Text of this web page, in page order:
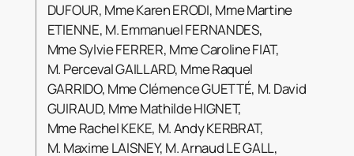
DUFOUR, Mme Karen ERODI, Mme Martine
ETIENNE, M. Emmanuel FERNANDES,
Mme Sylvie FERRER, Mme Caroline FIAT,
M. Perceval GAILLARD, Mme Raquel
GARRIDO, Mme Clémence GUETTÉ, M. David
GUIRAUD, Mme Mathilde HIGNET,
Mme Rachel KEKE, M. Andy KERBRAT,
M. Maxime LAISNEY, M. Arnaud LE GALL,